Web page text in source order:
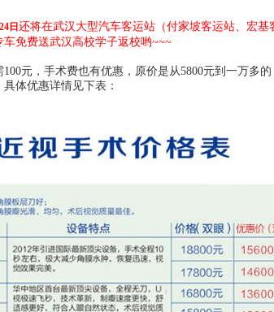
日 还将在武汉大型汽车客运站（付家坡客运站、宏基
免费送武汉高校学子返校哟~~~
元，手术费也有优惠，原价是从5800元到一万多的
体优惠详情见下表：